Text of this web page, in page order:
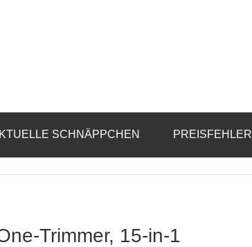
SCHNÄPPCHEN
Trimmer, 15-in-1